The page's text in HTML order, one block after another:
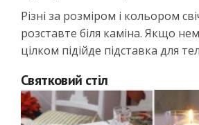
Різні за розміром і кольором
розставте біля каміна. Якщо
цілком підійде підставка для
Святковий стіл